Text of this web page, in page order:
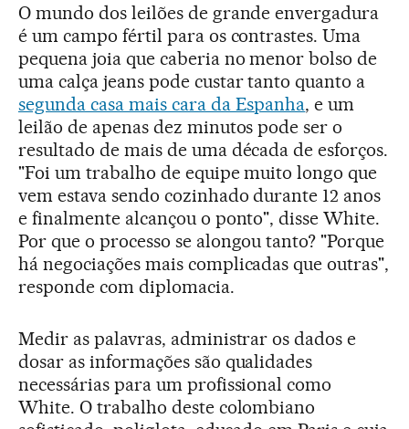
O mundo dos leilões de grande envergadura
é um campo fértil para os contrastes. Uma
pequena joia que caberia no menor bolso de
uma calça jeans pode custar tanto quanto a
segunda casa mais cara da Espanha, e um
leilão de apenas dez minutos pode ser o
resultado de mais de uma década de esforços.
"Foi um trabalho de equipe muito longo que
vem estava sendo cozinhado durante 12 anos
e finalmente alcançou o ponto", disse White.
Por que o processo se alongou tanto? "Porque
há negociações mais complicadas que outras",
responde com diplomacia.
Medir as palavras, administrar os dados e
dosar as informações são qualidades
necessárias para um profissional como
White. O trabalho deste colombiano